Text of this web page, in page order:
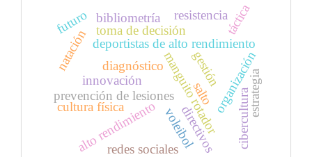
deportistas de alto rendimiento
diagnósticomanguito rotador
natación
prevención de lesiones
alto rendimiento
toma de decisión
innovación organización
salto
voleibol
cultura física estrategia
cibercultura
redes socialesdirectivos
gestión
futuro bibliometría resistenciatáctica